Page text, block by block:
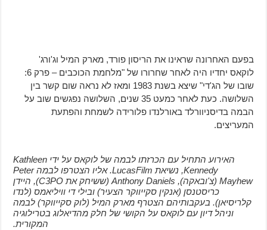
בפעם האחרונה שראינו את הריסון פורד, מארק המיל וג'ורג'
לוקאס יחדיו היה לאחר שחרורו של "מלחמת הכוכבים – פרק 6:
שובו של הג'די" שיצא בשנת 1983 ומאז לא נראה שום קשר בין
השלושה. כעת לאחר כמעט 35 שנים, השלושה נפגשים שוב על
הבמה בדיסניוורלד באורלנדו פלורידה לשמחת והפתעת
המעריצים.
האירוע התחיל עם הכרזתו לבמה של לוקאס על ידי Kathleen
Kennedy, נשיאת LucasFilm. אליו הצטרפו לבמה Peter
Mayhew (צ'ובאקה), Anthony Daniels (ששיחק את C3PO), היידן
כריסטנסן (אנקין סקייווקר הצעיר) ובילי די וויליאמס (לנדו
קלריסיאן). בעקבותיהם הצטרף מארק המיל (לוק סקייווקר) לבמה
וניהל דיון עם לוקאס על הקושי של חלק מהדיאלוג בטרילוגיה
המקורית.